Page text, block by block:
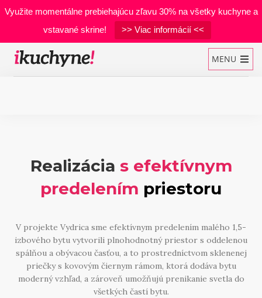
Využite momentálne prebiehajúcu zľavu 30% na všetky kuchyne a
vstavané skrine!
>> Viac informácií <<
MENU
Manželské postele
Realizácie
Developerské projekty
Úvod
Prebiehajúce akcie
Realizácia s efektívnym
predelením priestoru
V projekte Vydrica sme efektívnym predelením malého 1,5-
izbového bytu vytvorili plnohodnotný priestor s oddelenou
spálňou a obývacou časťou, a to prostredníctvom sklenenej
priečky s kovovým čiernym rámom, ktorá dodáva bytu
moderný vzhľad, a zároveň umožňujú prenikanie svetla do
všetkých častí bytu.